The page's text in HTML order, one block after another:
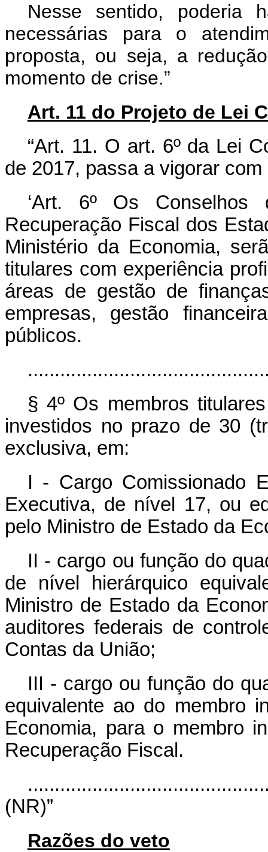
Nesse sentido, poderia
necessárias para o
proposta, ou seja, a
momento de crise.”
Art. 11 do Projeto de Lei
“Art. 11. O art. 6º da Lei
de 2017, passa a vigorar
‘Art. 6º Os Conselhos
Recuperação Fiscal dos
Ministério da Economia,
titulares com experiência
áreas de gestão de
empresas, gestão
públicos.
§ 4º Os membros
investidos no prazo de 30
exclusiva, em:
I - Cargo Comissionado
Executiva, de nível 17, ou
pelo Ministro de Estado da
II - cargo ou função do
de nível hierárquico
Ministro de Estado da
auditores federais de
Contas da União;
III - cargo ou função do
equivalente ao do membro
Economia, para o membro
Recuperação Fiscal.
(NR)”
Razões do veto